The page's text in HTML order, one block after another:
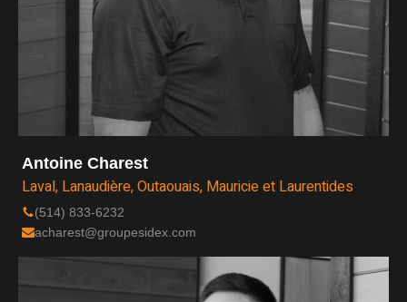
Antoine Charest
Laval, Lanaudière, Outaouais, Mauricie et Laurentides
(514) 833-6232
acharest@groupesidex.com